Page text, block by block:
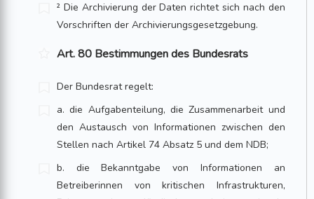
² Die Archivierung der Daten richtet sich nach den
Vorschriften der Archivierungsgesetzgebung.
Art. 80 Bestimmungen des Bundesrats
Der Bundesrat regelt:
a. die Aufgabenteilung, die Zusammenarbeit und
den Austausch von Informationen zwischen den
Stellen nach Artikel 74 Absatz 5 und dem NDB;
b. die Bekanntgabe von Informationen an
Betreiberinnen von kritischen Infrastrukturen,